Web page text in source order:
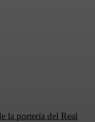
la portería del Real